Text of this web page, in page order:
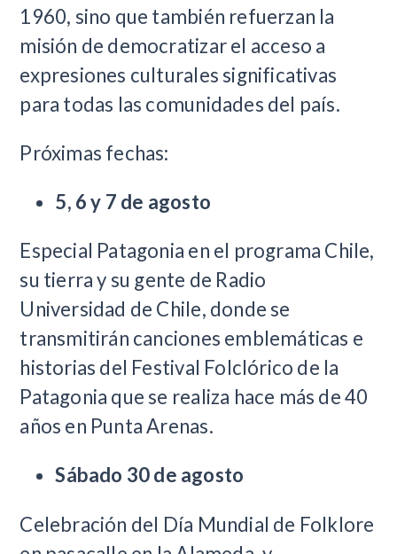
1960, sino que también refuerzan la
misión de democratizar el acceso a
expresiones culturales significativas
para todas las comunidades del país.
Próximas fechas:
5, 6 y 7 de agosto
Especial Patagonia en el programa Chile,
su tierra y su gente de Radio
Universidad de Chile, donde se
transmitirán canciones emblemáticas e
historias del Festival Folclórico de la
Patagonia que se realiza hace más de 40
años en Punta Arenas.
Sábado 30 de agosto
Celebración del Día Mundial de Folklore